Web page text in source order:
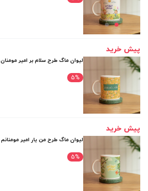
پیش خرید
لیوان ماگ طرح سلام بر امیر مومنان
5%
پیش خرید
لیوان ماگ طرح من یار امیر مومنانم
5%